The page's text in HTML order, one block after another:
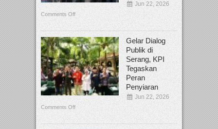
Jun 22, 2026
Comments Off
Gelar Dialog
Publik di
Serang, KPI
Tegaskan
Peran
Penyiaran
Jun 22, 2026
Comments Off